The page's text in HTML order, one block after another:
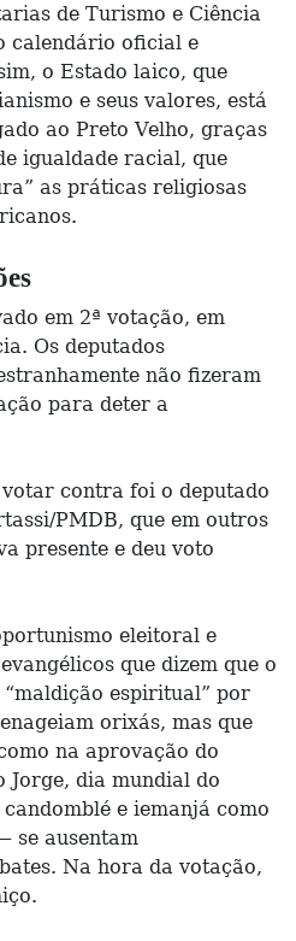
de Turismo e Ciência
calendário oficial e
o Estado laico, que
e seus valores, está
ao Preto Velho, graças
igualdade racial, que
as práticas religiosas
em 2ª votação, em
Os deputados
não fizeram
para deter a
contra foi o deputado
PMDB, que em outros
presente e deu voto
eleitoral e
que dizem que o
“maldição espiritual” por
orixás, mas que
na aprovação do
Jorge, dia mundial do
e iemanjá como
se ausentam
Na hora da votação,